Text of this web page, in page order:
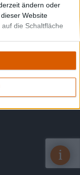
ändern oder
Website
die Schaltfläche
i